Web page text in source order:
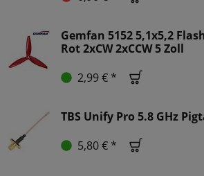
Gemfan 5152 5,1x5,2
Rot 2xCW 2xCCW 5 Zoll
2,99 € *
TBS Unify Pro 5.8 GHz
5,80 € *